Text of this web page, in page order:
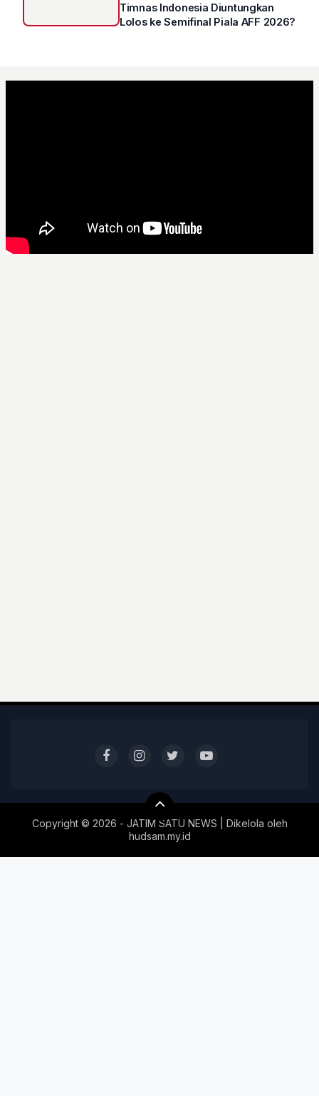
Timnas Indonesia Diuntungkan
Lolos ke Semifinal Piala AFF 2026?
Copyright © 2026 - JATIM SATU NEWS | Dikelola oleh
hudsam.my.id